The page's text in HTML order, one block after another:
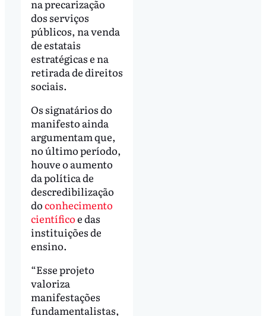
na precarização
dos serviços
públicos, na venda
de estatais
estratégicas e na
retirada de direitos
sociais.
Os signatários do
manifesto ainda
argumentam que,
no último período,
houve o aumento
da política de
descredibilização
doconhecimento
científicoe das
instituições de
ensino.
“Esse projeto
valoriza
manifestações
fundamentalistas,